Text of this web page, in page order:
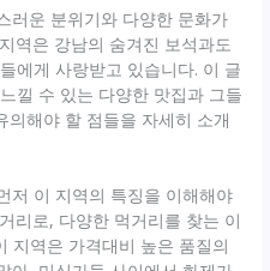
러운 분위기와 다양한 문화가
역은 강남의 숨겨진 보석과도
에게 사랑받고 있습니다. 이 글
낄 수 있는 다양한 맛집과 그들
해야 할 점들을 자세히 소개
저 이 지역의 특징을 이해해야
리로, 다양한 먹거리를 찾는 이
지역은 가격대비 높은 품질의